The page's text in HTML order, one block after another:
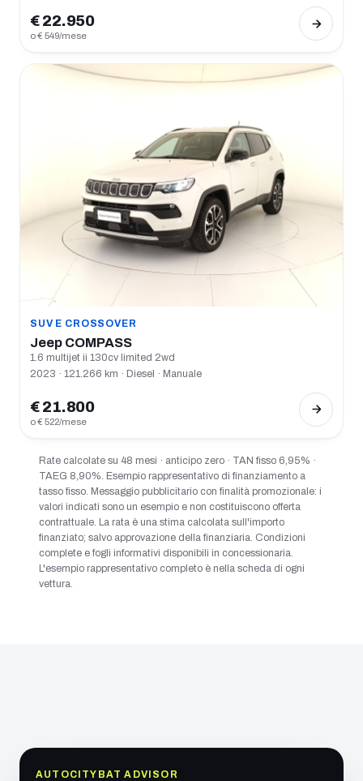
€ 22.950
o € 549/mese
SUV E CROSSOVER
Jeep COMPASS
1.6 multijet ii 130cv limited 2wd
2023 · 121.266 km · Diesel · Manuale
€ 21.800
o € 522/mese
Rate calcolate su 48 mesi · anticipo zero · TAN fisso 6,95% ·
TAEG 8,90%. Esempio rappresentativo di finanziamento a
tasso fisso. Messaggio pubblicitario con finalità promozionale: i
valori indicati sono un esempio e non costituiscono offerta
contrattuale. La rata è una stima calcolata sull'importo
finanziato; salvo approvazione della finanziaria. Condizioni
complete e fogli informativi disponibili in concessionaria.
L'esempio rappresentativo completo è nella scheda di ogni
vettura.
AUTOCITYBAT ADVISOR